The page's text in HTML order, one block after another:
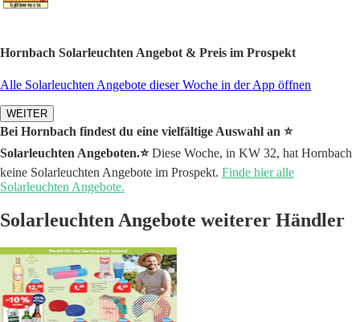
Hornbach Solarleuchten Angebot & Preis im Prospekt
Alle Solarleuchten Angebote dieser Woche in der App öffnen
WEITER
Bei Hornbach findest du eine vielfältige Auswahl an ⭐️
Solarleuchten Angeboten.⭐️Diese Woche, in KW 32, hat Hornbach
keine Solarleuchten Angebote im Prospekt. Finde hier alle
Solarleuchten Angebote.
Solarleuchten Angebote weiterer Händler